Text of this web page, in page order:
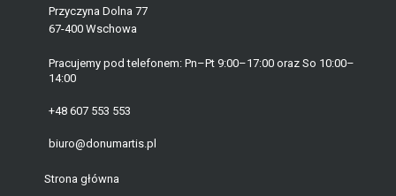
Przyczyna Dolna 77
67-400 Wschowa
Pracujemy pod telefonem: Pn–Pt 9:00–17:00 oraz So 10:00–
14:00
+48 607 553 553
biuro@donumartis.pl
Strona główna